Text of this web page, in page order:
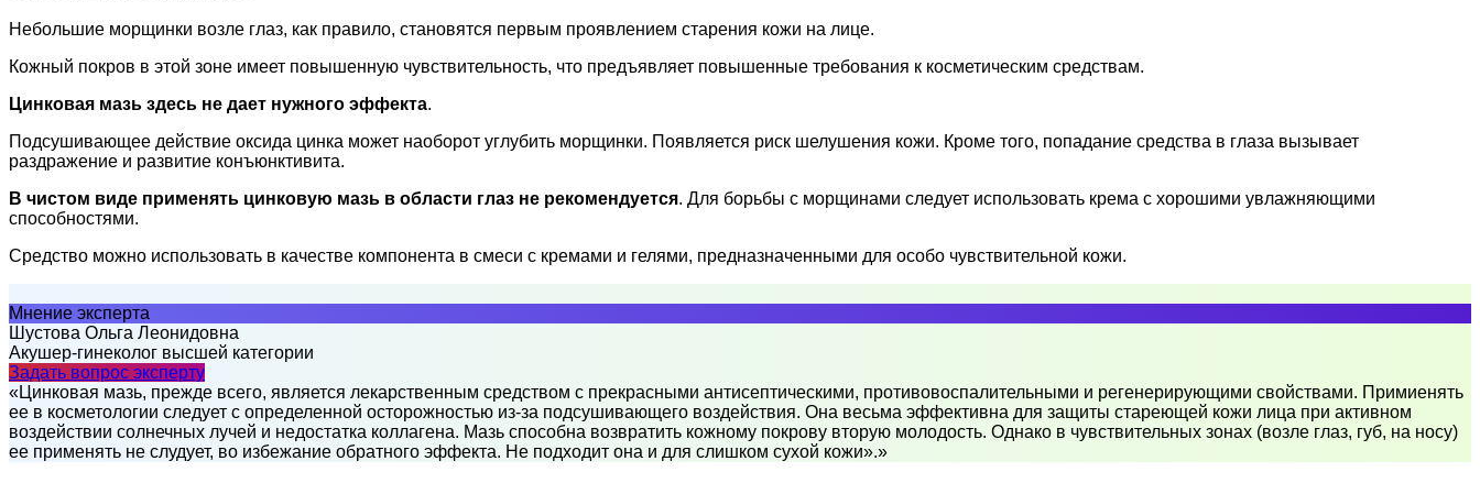
Небольшие морщинки возле глаз, как правило, становятся первым проявлением старения кожи на лице.
Кожный покров в этой зоне имеет повышенную чувствительность, что предъявляет повышенные требования к косметическим средствам.
Цинковая мазь здесь не дает нужного эффекта.
Подсушивающее действие оксида цинка может наоборот углубить морщинки. Появляется риск шелушения кожи. Кроме того, попадание средства в глаза вызывает
раздражение и развитие конъюнктивита.
В чистом виде применять цинковую мазь в области глаз не рекомендуется. Для борьбы с морщинами следует использовать крема с хорошими увлажняющими
способностями.
Средство можно использовать в качестве компонента в смеси с кремами и гелями, предназначенными для особо чувствительной кожи.
Мнение эксперта
Шустова Ольга Леонидовна
Акушер-гинеколог высшей категории
Задать вопрос эксперту
«Цинковая мазь, прежде всего, является лекарственным средством с прекрасными антисептическими, противовоспалительными и регенерирующими свойствами. Примиенять
ее в косметологии следует с определенной осторожностью из-за подсушивающего воздействия. Она весьма эффективна для защиты стареющей кожи лица при активном
воздействии солнечных лучей и недостатка коллагена. Мазь способна возвратить кожному покрову вторую молодость. Однако в чувствительных зонах (возле глаз, губ, на носу)
ее применять не слудует, во избежание обратного эффекта. Не подходит она и для слишком сухой кожи».»